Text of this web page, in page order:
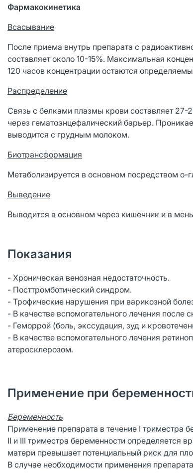
Фармакокинетика
Всасывание
После приема внутрь препарата с
составляет около 10-15%. Максимальная
120 часов концентрации остаются
Распределение
Связь с белками плазмы крови составляет 27-
через гематоэнцефалический барьер.
выводится с грудным молоком.
Биотрансформация
Метаболизируется в основном посредством о-
Выведение
Выводится в основном через кишечник и в
Показания
- Хроническая венозная недостаточность.
- Посттромботический синдром.
- Трофические нарушения при варикозной
- В качестве вспомогательного лечения после
- Геморрой (боль, экссудация, зуд и
- В качестве вспомогательного лечения
атеросклерозом.
Применение при
Беременность
Применение препарата в течение I триместра
II и III триместра беременности определяется
матери превышает потенциальный риск для
В случае необходимости применения